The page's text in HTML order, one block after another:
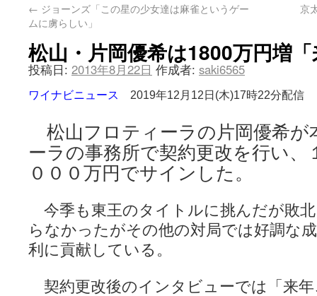
← ジョーンズ「この星の少女達は麻雀というゲー
ムに虜らしい」
京
松山・片岡優希は1800万円増
投稿日: 2013年8月22日 作成者: saki6565
ワイナビニュース 2019年12月12日(木)17時22分配信
松山フロティーラの片岡優希が
ーラの事務所で契約更改を行い、
０００万円でサインした。
今季も東王のタイトルに挑んだが敗
らなかったがその他の対局では好調な
利に貢献している。
契約更改後のインタビューでは「来